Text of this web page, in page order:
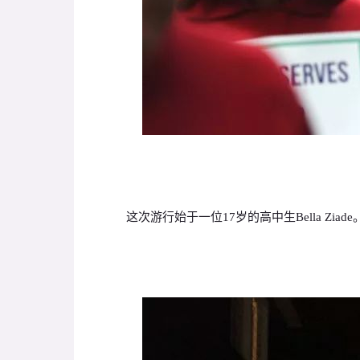
这次游行始于一位17岁的高中生Bella Ziade